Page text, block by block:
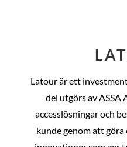
Latour är ett
del utgörs av ASSA
accesslösningar och
kunde genom att göra